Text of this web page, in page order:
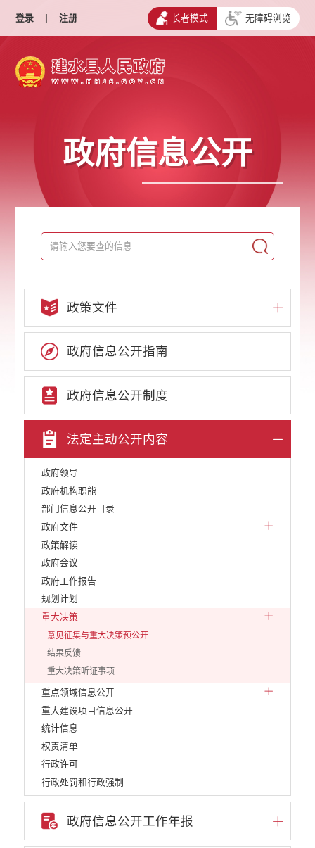
登录 | 注册 长者模式 无障碍浏览
政府信息公开
政策文件
政府信息公开指南
政府信息公开制度
法定主动公开内容
政府领导
政府机构职能
部门信息公开目录
政府文件
政策解读
政府会议
政府工作报告
规划计划
重大决策
意见征集与重大决策预公开
结果反馈
重大决策听证事项
重点领域信息公开
重大建设项目信息公开
统计信息
权责清单
行政许可
行政处罚和行政强制
行政事业性收费
政府集中采购
政府信息公开工作年报